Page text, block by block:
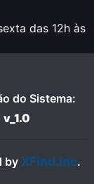
das 12h às
do Sistema:
v_1.0
by XFind.inc.